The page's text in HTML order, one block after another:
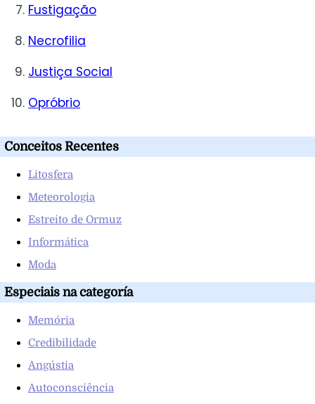
Fustigação
Necrofilia
Justiça Social
Opróbrio
Conceitos Recentes
Litosfera
Meteorologia
Estreito de Ormuz
Informática
Moda
Especiais na categoría
Memória
Credibilidade
Angústia
Autoconsciência